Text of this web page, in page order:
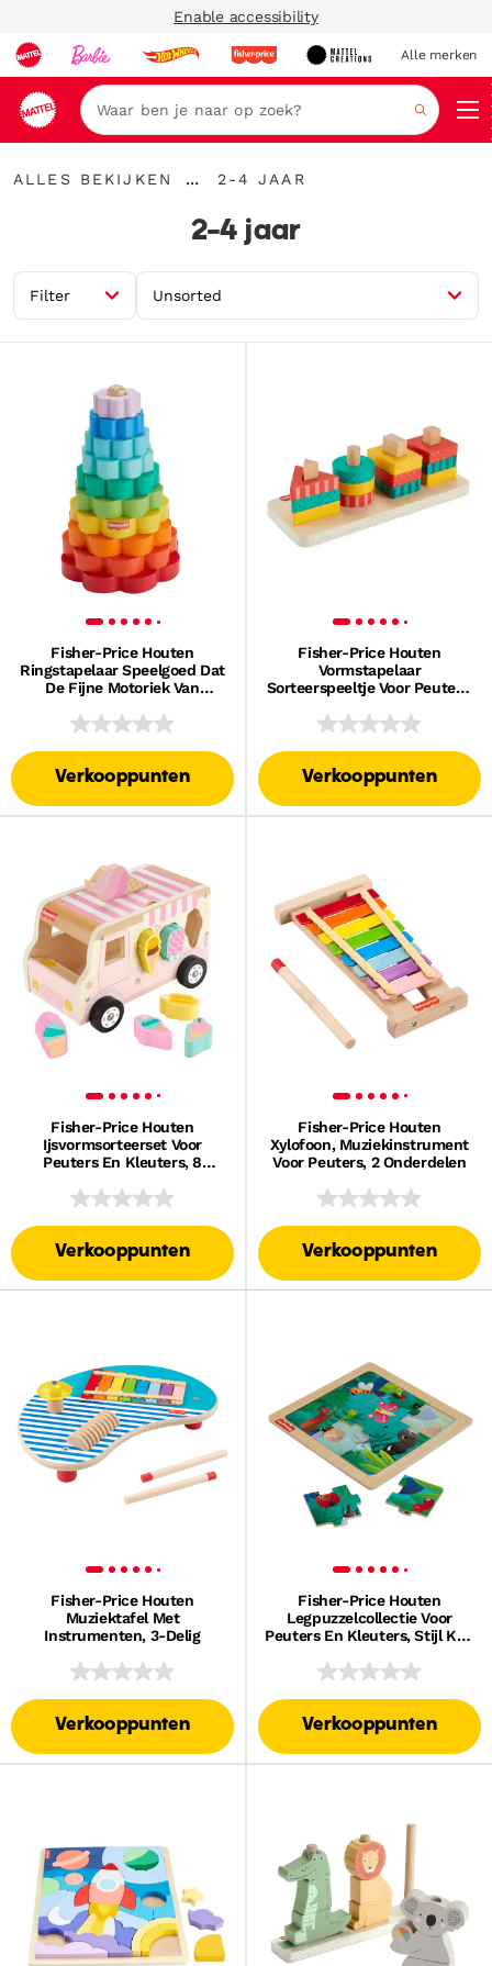
Enable accessibility
Alle merken
Zoeken
Alles
ALLES BEKIJKEN
...
uitvouwen
2-
jaar
2-4 JAAR
2-4 jaar
Filter Unsorted
Fisher-Price Houten
Ringstapelaar Speelgoed Dat
De Fijne Motoriek Van
Houten Stukken
Verkooppunten
Fisher-Price Houten
Vormstapelaar
Sorteerspeeltje Voor Peuters,
Verkooppunten
Fisher-Price Houten
Ijsvormsorteerset Voor
Peuters En Kleuters, 8
Verkooppunten
Fisher-Price Houten
Xylofoon, Muziekinstrument
Voor Peuters, 2 Onderdelen
Verkooppunten
Fisher-Price Houten
Muziektafel Met
Instrumenten, 3-Delig
Verkooppunten
Fisher-Price Houten
Legpuzzelcollectie Voor
Peuters En Kleuters, Stijl Kan
Verkooppunten